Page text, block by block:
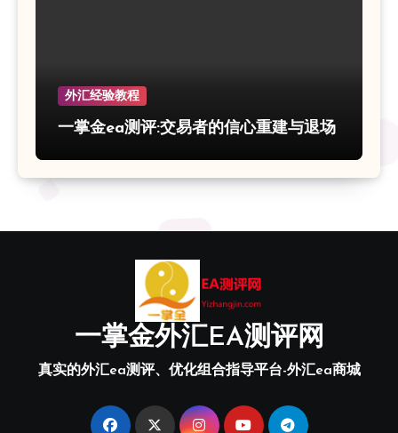
外汇经验教程
一掌金ea测评:交易者的信心重建与退场
一掌金外汇EA测评网
真实的外汇ea测评、优化组合指导平台-外汇ea商城